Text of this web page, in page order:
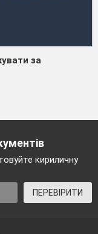
за
кириличну
ПЕРЕВІРИТИ